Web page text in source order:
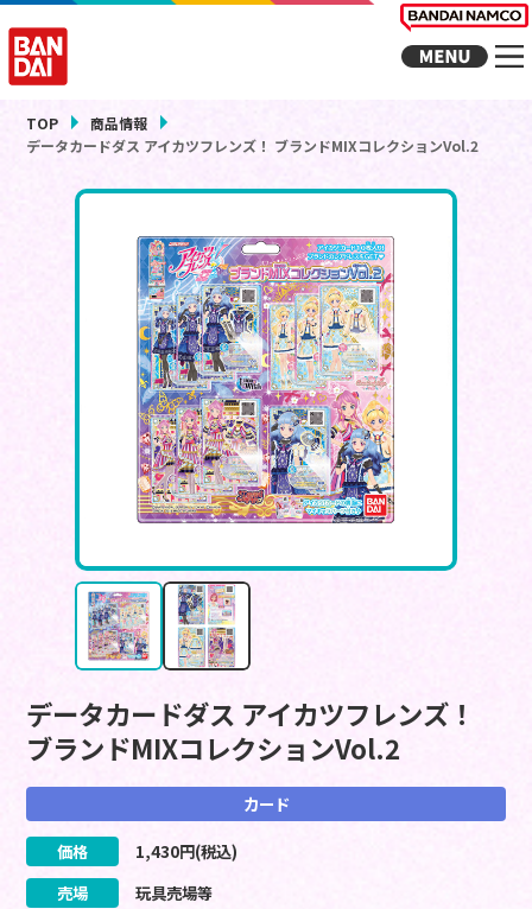
TOP
商品情報
データカードダス アイカツフレンズ！ ブランドMIXコレクションVol.2
データカードダス アイカツフレンズ！
ブランドMIXコレクションVol.2
カード
価格 1,430円(税込)
売場
玩具売場等